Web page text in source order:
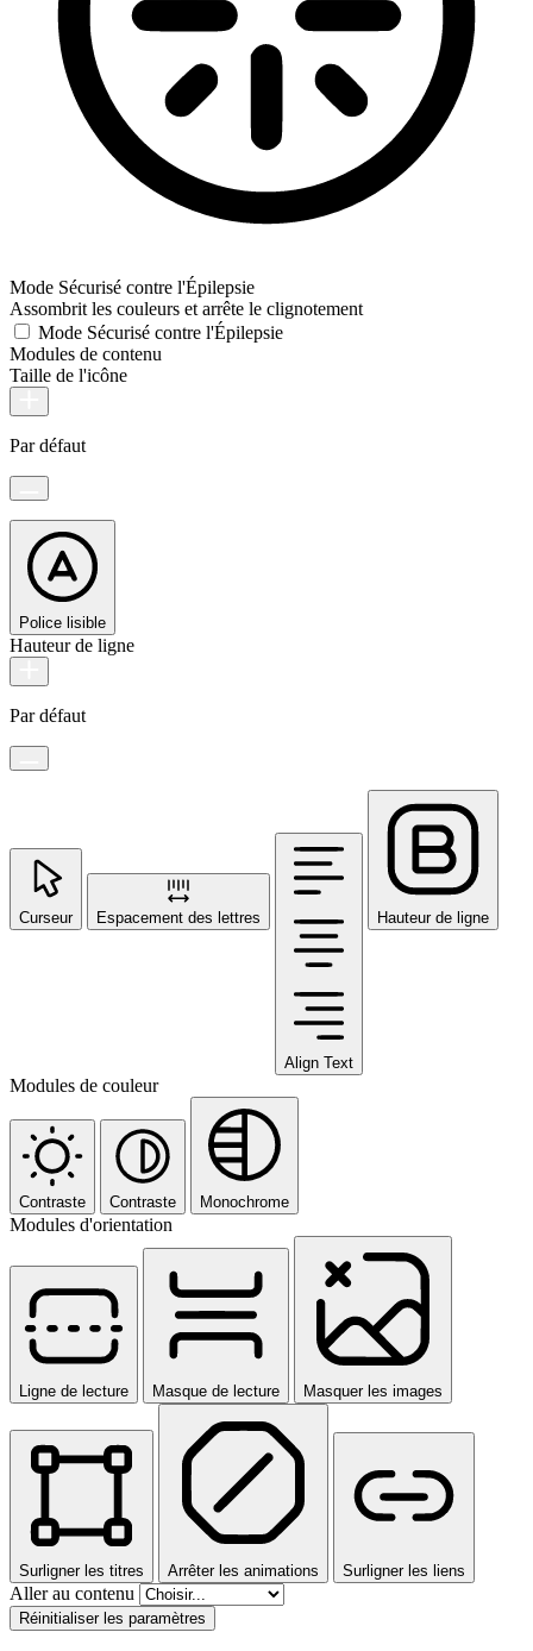
Mode Sécurisé contre l'Épilepsie
Assombrit les couleurs et arrête le clignotement
Mode Sécurisé contre l'Épilepsie
Modules de contenu
Taille de l'icône
Par défaut
Police lisible
Hauteur de ligne
Par défaut
Curseur Espacement des lettres
Align Text
Hauteur de ligne
Modules de couleur
Contraste Contraste Monochrome
Modules d'orientation
Ligne de lecture Masque de lecture Masquer les images
Surligner les titres Arrêter les animations Surligner les liens
Aller au contenu
Réinitialiser les paramètres